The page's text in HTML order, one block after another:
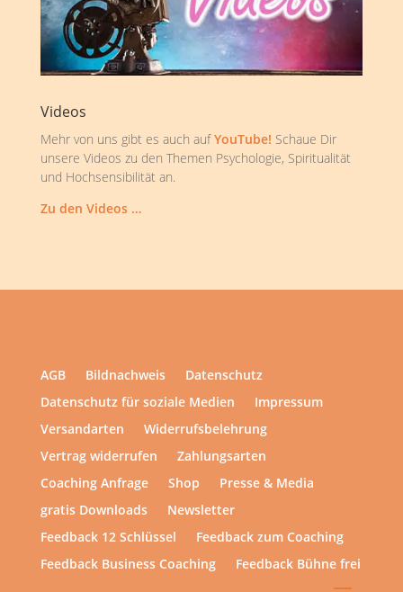
Videos
Mehr von uns gibt es auch aufYouTube! Schaue Dir
unsere Videos zu den Themen Psychologie, Spiritualität
und Hochsensibilität an.
Zu den Videos …
AGB Bildnachweis
Datenschutz
Datenschutz für soziale Medien
Impressum
Versandarten
Widerrufsbelehrung
Vertrag widerrufen
Zahlungsarten
Coaching Anfrage
Shop
Presse & Media
gratis Downloads
Newsletter
Feedback 12 Schlüssel
Feedback zum Coaching
Feedback Business Coaching
Feedback Bühne frei